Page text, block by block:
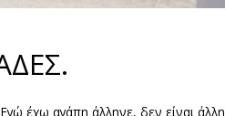
έχω αγάπη άλληνε, δεν είναι άλλη